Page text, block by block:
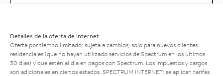
Detalles de la oferta de Internet
Oferta por tiempo limitado; sujeta a cambios; solo para nuevos clientes
residenciales (que no hayan utilizado servicios de Spectrum en los últimos
30 días) y que estén al día en pagos con Spectrum. Los impuestos y cargos
son adicionales en ciertos estados. SPECTRUM INTERNET: se aplican tarifas